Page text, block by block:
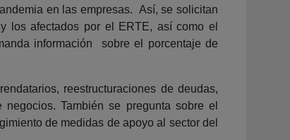
en las empresas. Así, se solicitan
los afectados por el ERTE, así como el
información sobre el porcentaje de
reestructuraciones de deudas,
También se pregunta sobre el
de medidas de apoyo al sector del